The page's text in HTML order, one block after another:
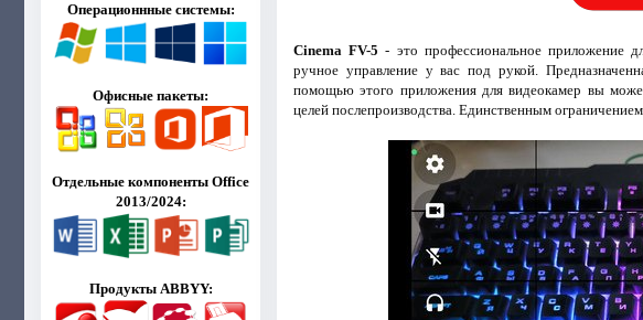
Операционнные системы:
Офисные пакеты:
Отдельные компоненты Office
2013/2024:
Продукты ABBYY:
Cinema FV-5 - это профессиональное приложение
ручное управление у вас под рукой.
помощью этого приложения для видеокамер вы
целей послепроизводства. Единственным